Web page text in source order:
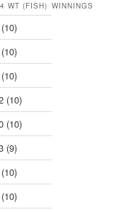
WT (FISH) WINNINGS
(10)
(10)
(9)